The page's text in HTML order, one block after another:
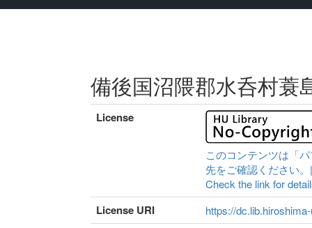
備後国沼隈郡水呑村蓑
License
このコンテンツは「
先をご確認ください
Check the link for
License URI https://